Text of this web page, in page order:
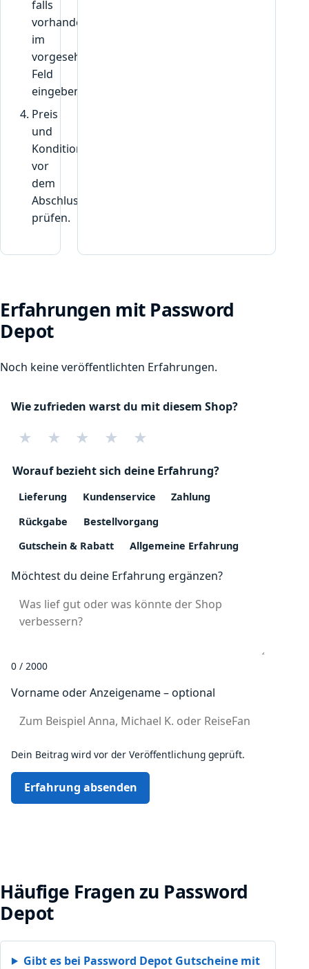
falls
vorhanden,
im
vorgesehenen
Feld
eingeben.
Preis
und
Konditionen
vor
dem
Abschluss
prüfen.
Erfahrungen mit Password
Depot
Noch keine veröffentlichten Erfahrungen.
Wie zufrieden warst du mit diesem Shop?
★ ★ ★ ★ ★
Worauf bezieht sich deine Erfahrung?
Lieferung Kundenservice
Zahlung
Rückgabe
Bestellvorgang
Gutschein & Rabatt
Allgemeine Erfahrung
Möchtest du deine Erfahrung ergänzen?
0 / 2000
Vorname oder Anzeigename – optional
Dein Beitrag wird vor der Veröffentlichung geprüft.
Erfahrung absenden
Häufige Fragen zu Password
Depot
Gibt es bei Password Depot Gutscheine mit